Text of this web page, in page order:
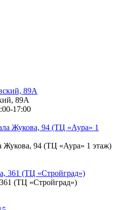
89А
17:00
Жукова, 94 (ТЦ «Аура» 1 этаж)
(ТЦ «Стройград»)